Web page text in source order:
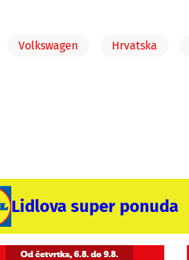
Volkswagen Hrvatska
Lidlova super ponuda